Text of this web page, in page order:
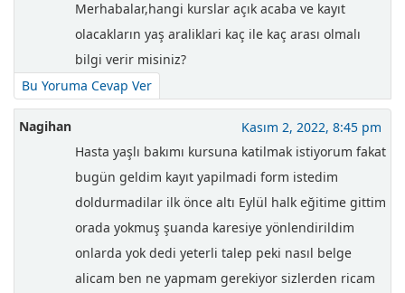
Merhabalar,hangi kurslar açık acaba ve kayıt
olacakların yaş araliklari kaç ile kaç arası olmalı
bilgi verir misiniz?
Bu Yoruma Cevap Ver
Nagihan
Kasım 2, 2022, 8:45 pm
Hasta yaşlı bakımı kursuna katilmak istiyorum fakat
bugün geldim kayıt yapilmadi form istedim
doldurmadilar ilk önce altı Eylül halk eğitime gittim
orada yokmuş şuanda karesiye yönlendirildim
onlarda yok dedi yeterli talep peki nasıl belge
alicam ben ne yapmam gerekiyor sizlerden ricam